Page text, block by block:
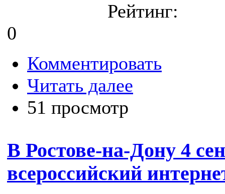
Рейтинг:
0
Комментировать
Читать далее
51 просмотр
В Ростове-на-Дону 4
всероссийский